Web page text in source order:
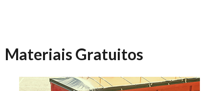
Materiais Gratuitos